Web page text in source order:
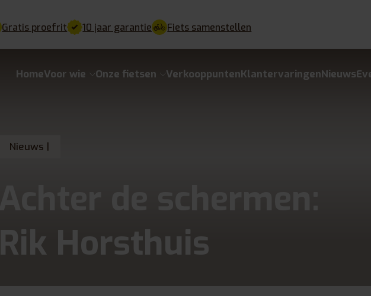
Gratis proefrit 10 jaar garantie Fiets samenstellen
HomeVoor wie Onze fietsen VerkooppuntenKlantervaringenNieuws
Nieuws |
Rik Horsthuis